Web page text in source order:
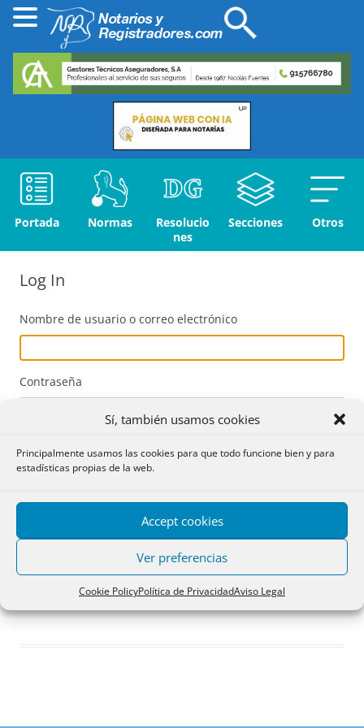
Sí, también usamos cookies
Principalmente usamos las cookies para que todo funcione bien y para
estadísticas propias de la web.
Accept cookies
Ver preferencias
Cookie PolicyPolítica de PrivacidadAviso Legal
Portada Normas
Resolucio
nes
Secciones Otros
Log In
Nombre de usuario o correo electrónico
Contraseña
Acceder
Registro
¿Has olvidado tu contraseña?